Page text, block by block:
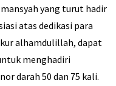
yang turut hadir
atas dedikasi para
alhamdulillah, dapat
menghadiri
darah 50 dan 75 kali.